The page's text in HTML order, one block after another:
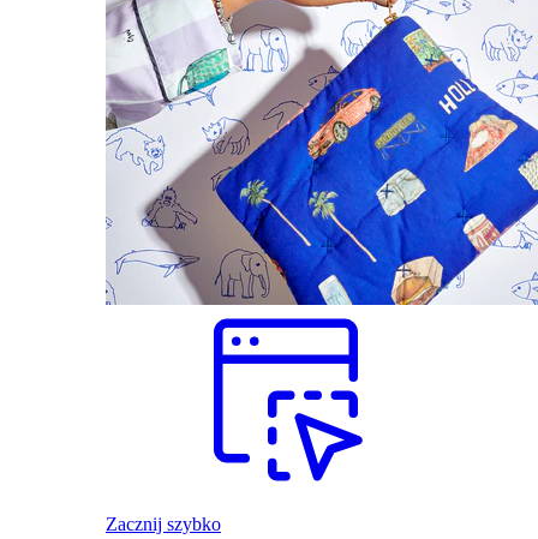
Zacznij szybko